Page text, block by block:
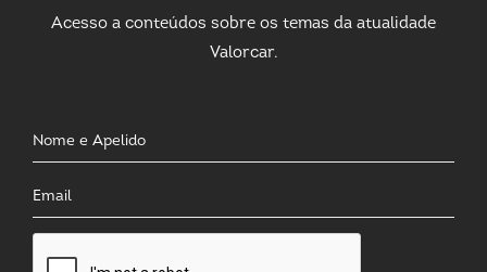
Acesso a conteúdos sobre os temas da atualidade
Valorcar.